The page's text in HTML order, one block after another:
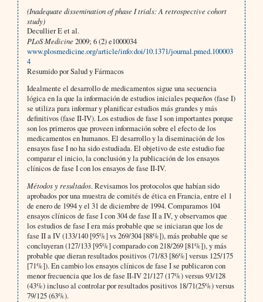
(Inadequate dissemination of phase I trials: A retrospective cohort
study)
Decullier E et al.
PLoS Medicine2009; 6 (2) e1000034
www.plosmedicine.org/article/info:doi/10.1371/journal.pmed.100003
4
Resumido por Salud y Fármacos
Idealmente el desarrollo de medicamentos sigue una secuencia
lógica en la que la información de estudios iniciales pequeños (fase I)
se utiliza para informar y planificar estudios más grandes y más
definitivos (fase II-IV). Los estudios de fase I son importantes porque
son los primeros que proveen información sobre el efecto de los
medicamentos en humanos. El desarrollo y la diseminación de los
ensayos fase I no ha sido estudiada. El objetivo de este estudio fue
comparar el inicio, la conclusión y la publicación de los ensayos
clínicos de fase I con los ensayos de fase II-IV.
Métodos y resultados. Revisamos los protocolos que habían sido
aprobados por una muestra de comités de ética en Francia, entre el 1
de enero de 1994 y el 31 de diciembre de 1994. Comparamos 104
ensayos clínicos de fase I con 304 de fase II a IV, y observamos que
los estudios de fase I era más probable que se iniciaran que los de
fase II a IV (133/140 [95%] vs 269/304 [88%]), más probable que se
concluyeran (127/133 [95%] comparado con 218/269 [81%]), y más
probable que dieran resultados positivos (71/83 [86%] versus 125/175
[71%]). En cambio los ensayos clínicos de fase I se publicaron con
menor frecuencia que los de fase II-IV 21/127 (17%) versus 93/128
(43%) incluso al controlar por resultados positivos 18/71(25%) versus
79/125 (63%).